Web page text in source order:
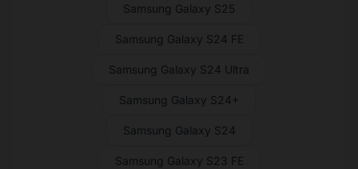
Samsung Galaxy S25
Samsung Galaxy S24 FE
Samsung Galaxy S24 Ultra
Samsung Galaxy S24+
Samsung Galaxy S24
Samsung Galaxy S23 FE